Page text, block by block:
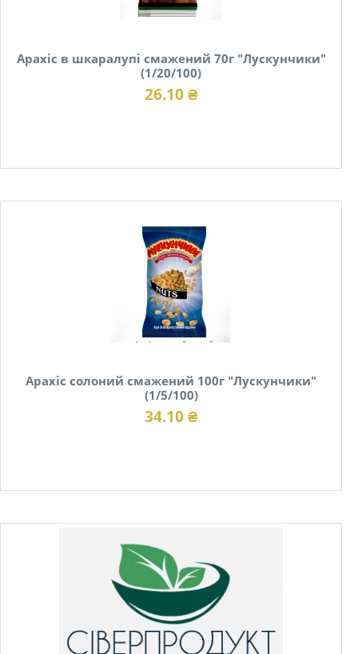
Арахіс в шкаралупі смажений 70г "Лускунчики"
(1/20/100)
26.10 ₴
Арахіс солоний смажений 100г "Лускунчики"
(1/5/100)
34.10 ₴